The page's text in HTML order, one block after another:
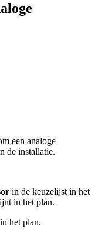
een analoge
de installatie.
in de keuzelijst in het
in het plan.
het plan.